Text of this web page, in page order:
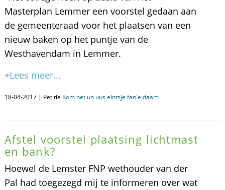
Masterplan Lemmer een voorstel gedaan aan
de gemeenteraad voor het plaatsen van een
nieuw baken op het puntje van de
Westhavendam in Lemmer.
+Lees meer...
18-04-2017 | Petitie Kom net un uus eintsje fan'e daam
Afstel voorstel plaatsing lichtmast
en bank?
Hoewel de Lemster FNP wethouder van der
Pal had toegezegd mij te informeren over wat